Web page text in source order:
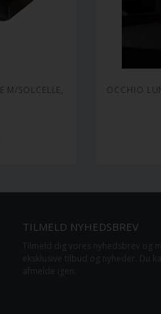
M/SOLCELLE,
TILMELD NYHEDSBREV